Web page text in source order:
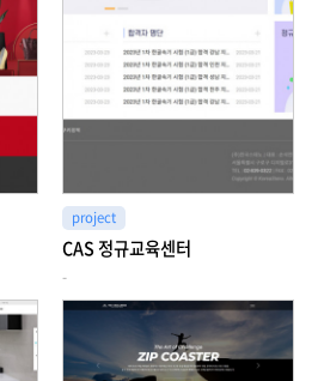
project
CAS 정규교육센터
-